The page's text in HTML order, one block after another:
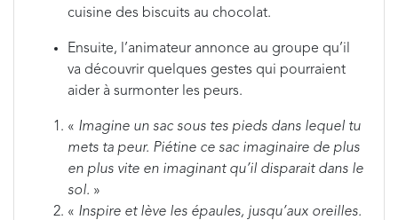
cuisine des biscuits au chocolat.
Ensuite, l’animateur annonce au groupe qu’il
va découvrir quelques gestes qui pourraient
aider à surmonter les peurs.
« Imagine un sac sous tes pieds dans lequel tu
mets ta peur. Piétine ce sac imaginaire de plus
en plus vite en imaginant qu’il disparait dans le
sol. »
« Inspire et lève les épaules, jusqu’aux oreilles.